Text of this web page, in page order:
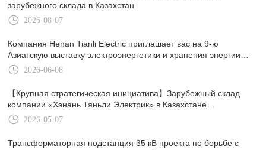
зарубежного склада в Казахстан
2026-08-07
Компания Henan Tianli Electric приглашает вас на 9-ю
Азиатскую выставку электроэнергетики и хранения энергии
EPES2026-06-08
【Крупная стратегическая инициатива】Зарубежный склад
компании «Хэнань Тяньли Электрик» в Казахстане
официально введён в эксплуатацию — компания углубляет
присутствие на рынке Центральной Азии и открывает новый
этап глобализации.
2026-05-07
Трансформаторная подстанция 35 кВ проекта по борьбе с